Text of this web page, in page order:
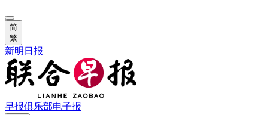
简
繁
新明日报
早报俱乐部电子报